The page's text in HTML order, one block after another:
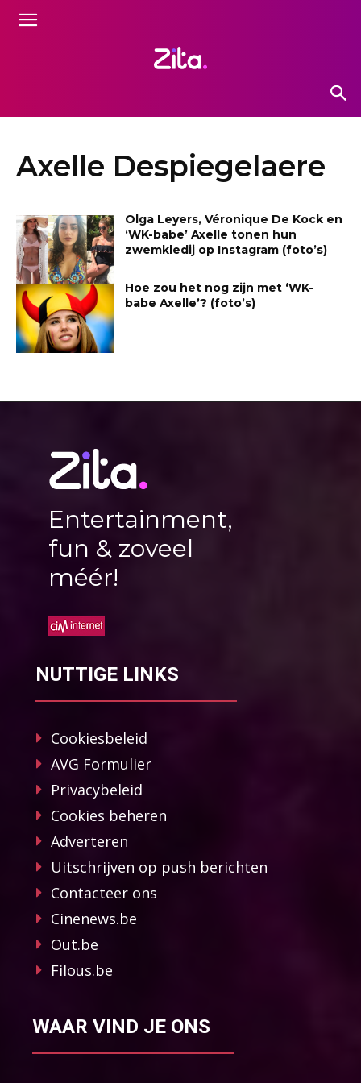
Axelle Despiegelaere
Olga Leyers, Véronique De Kock en
‘WK-babe’ Axelle tonen hun
zwemkledij op Instagram (foto’s)
Hoe zou het nog zijn met ‘WK-
babe Axelle’? (foto’s)
Entertainment,
fun & zoveel
méér!
NUTTIGE LINKS
Cookiesbeleid
AVG Formulier
Privacybeleid
Cookies beheren
Adverteren
Uitschrijven op push berichten
Contacteer ons
Cinenews.be
Out.be
Filous.be
WAAR VIND JE ONS